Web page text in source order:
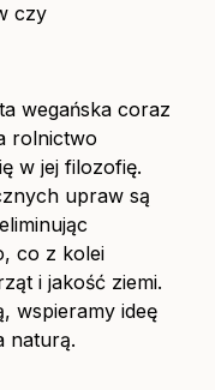
czy
wegańska coraz
rolnictwo
w jej filozofię.
upraw są
co z kolei
i jakość ziemi.
wspieramy ideę
naturą.